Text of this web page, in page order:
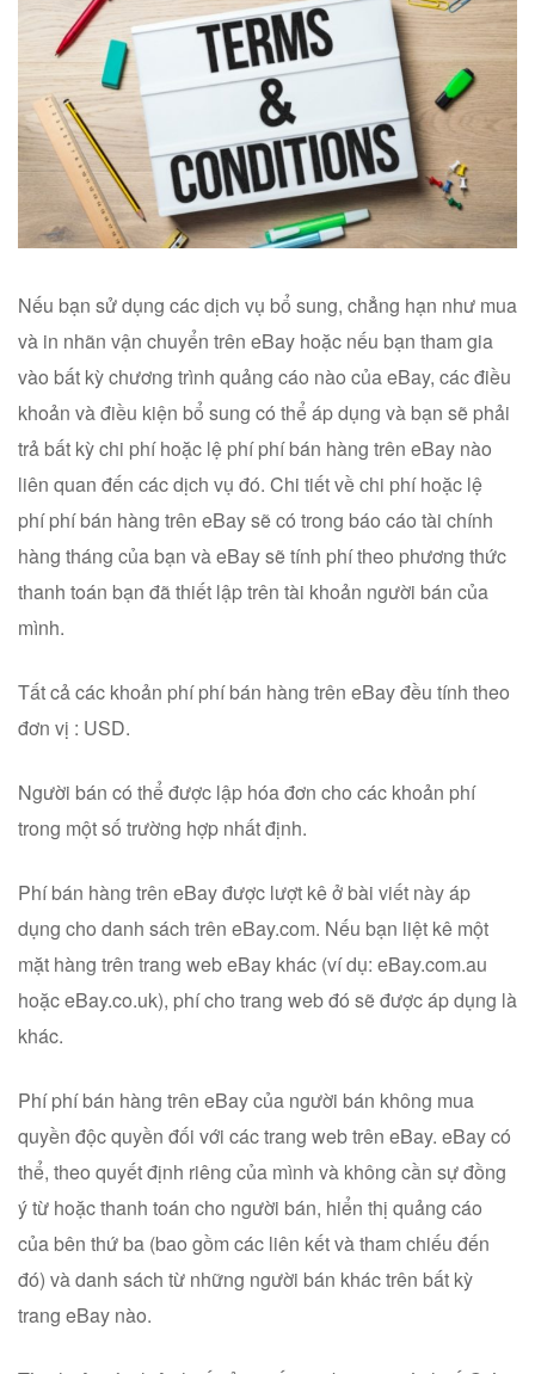
Nếu bạn sử dụng các dịch vụ bổ sung, chẳng hạn như mua
và in nhãn vận chuyển trên eBay hoặc nếu bạn tham gia
vào bất kỳ chương trình quảng cáo nào của eBay, các điều
khoản và điều kiện bổ sung có thể áp dụng và bạn sẽ phải
trả bất kỳ chi phí hoặc lệ phí phí bán hàng trên eBay nào
liên quan đến các dịch vụ đó. Chi tiết về chi phí hoặc lệ
phí phí bán hàng trên eBay sẽ có trong báo cáo tài chính
hàng tháng của bạn và eBay sẽ tính phí theo phương thức
thanh toán bạn đã thiết lập trên tài khoản người bán của
mình.
Tất cả các khoản phí phí bán hàng trên eBay đều tính theo
đơn vị : USD.
Người bán có thể được lập hóa đơn cho các khoản phí
trong một số trường hợp nhất định.
Phí bán hàng trên eBay được lượt kê ở bài viết này áp
dụng cho danh sách trên eBay.com. Nếu bạn liệt kê một
mặt hàng trên trang web eBay khác (ví dụ: eBay.com.au
hoặc eBay.co.uk), phí cho trang web đó sẽ được áp dụng là
khác.
Phí phí bán hàng trên eBay của người bán không mua
quyền độc quyền đối với các trang web trên eBay. eBay có
thể, theo quyết định riêng của mình và không cần sự đồng
ý từ hoặc thanh toán cho người bán, hiển thị quảng cáo
của bên thứ ba (bao gồm các liên kết và tham chiếu đến
đó) và danh sách từ những người bán khác trên bất kỳ
trang eBay nào.